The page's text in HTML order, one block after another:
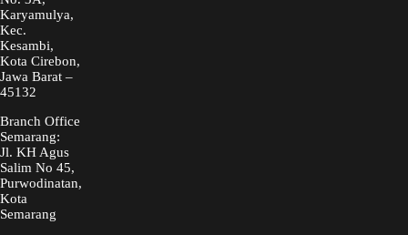
Karyamulya,
Kec.
Kesambi,
Kota Cirebon,
Jawa Barat –
45132
Branch Office
Semarang:
Jl. KH Agus
Salim No 45,
Purwodinatan,
Kota
Semarang